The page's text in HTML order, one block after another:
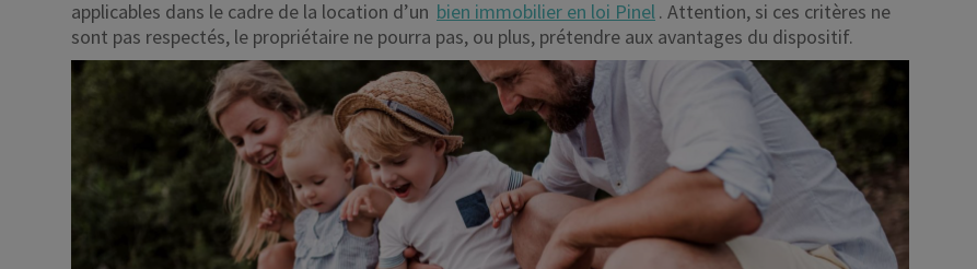
SCI
Protéger ses proches
Comment placer son argent
Défiscalisation
Dirigeant d’entreprise
Conseils fiscalité d’entreprise
Loi Girardin
Loi Malraux
Loi Cosse
Nue propriété
Déficit foncier
Loi Pinel
Appartements neufs à Lyon
applicables dans le cadre de la location d’un bien immobilier en loi Pinel . Attention, si ces critères ne
sont pas respectés, le propriétaire ne pourra pas, ou plus, prétendre aux avantages du dispositif.